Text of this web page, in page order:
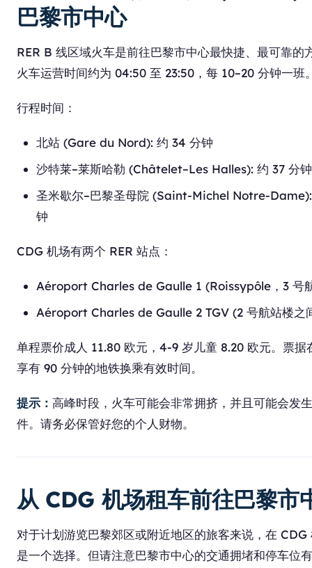
巴黎市中心
RER B 线区域火车是前往巴黎市中心最快捷、最可靠的
火车运营时间约为 04:50 至 23:50，每 10–20 分钟一班
行程时间：
北站 (Gare du Nord): 约 34 分钟
沙特莱–莱斯哈勒 (Châtelet–Les Halles): 约 37 分钟
圣米歇尔–巴黎圣母院 (Saint-Michel Notre-
钟
CDG 机场有两个 RER 站点：
Aéroport Charles de Gaulle 1 (Roissypôle，3 号
Aéroport Charles de Gaulle 2 TGV (2 号航站楼之
单程票价成人 11.80 欧元，4-9 岁儿童 8.20 欧元。票据
享有 90 分钟的地铁换乘有效时间。
提示： 高峰时段，火车可能会非常拥挤，并且可能会发
件。请务必保管好您的个人财物。
从 CDG 机场租车前往巴黎市
对于计划游览巴黎郊区或附近地区的旅客来说，在 CDG
是一个选择。但请注意巴黎市中心的交通拥堵和停车位